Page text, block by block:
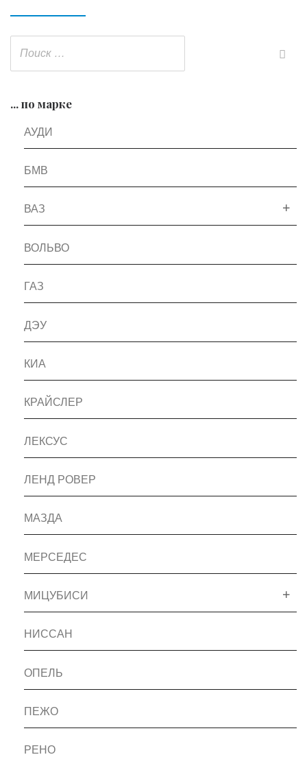
... по марке
АУДИ
БМВ
ВАЗ
ВОЛЬВО
ГАЗ
ДЭУ
КИА
КРАЙСЛЕР
ЛЕКСУС
ЛЕНД РОВЕР
МАЗДА
МЕРСЕДЕС
МИЦУБИСИ
НИССАН
ОПЕЛЬ
ПЕЖО
РЕНО